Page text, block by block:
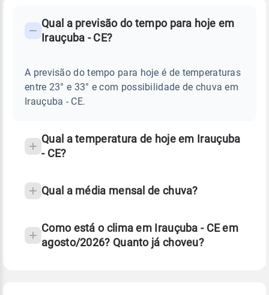
PREVISÃO
TEMPO
IRAUÇUBA
Perguntas
sobre
chuva
Qual a previsão do tempo para hoje em
Irauçuba - CE?
A previsão do tempo para hoje é de temperaturas
entre 23° e 33° e com possibilidade de chuva em
Irauçuba - CE.
Qual a temperatura de hoje em Irauçuba
- CE?
Qual a média mensal de chuva?
Como está o clima em Irauçuba - CE em
agosto/2026? Quanto já choveu?